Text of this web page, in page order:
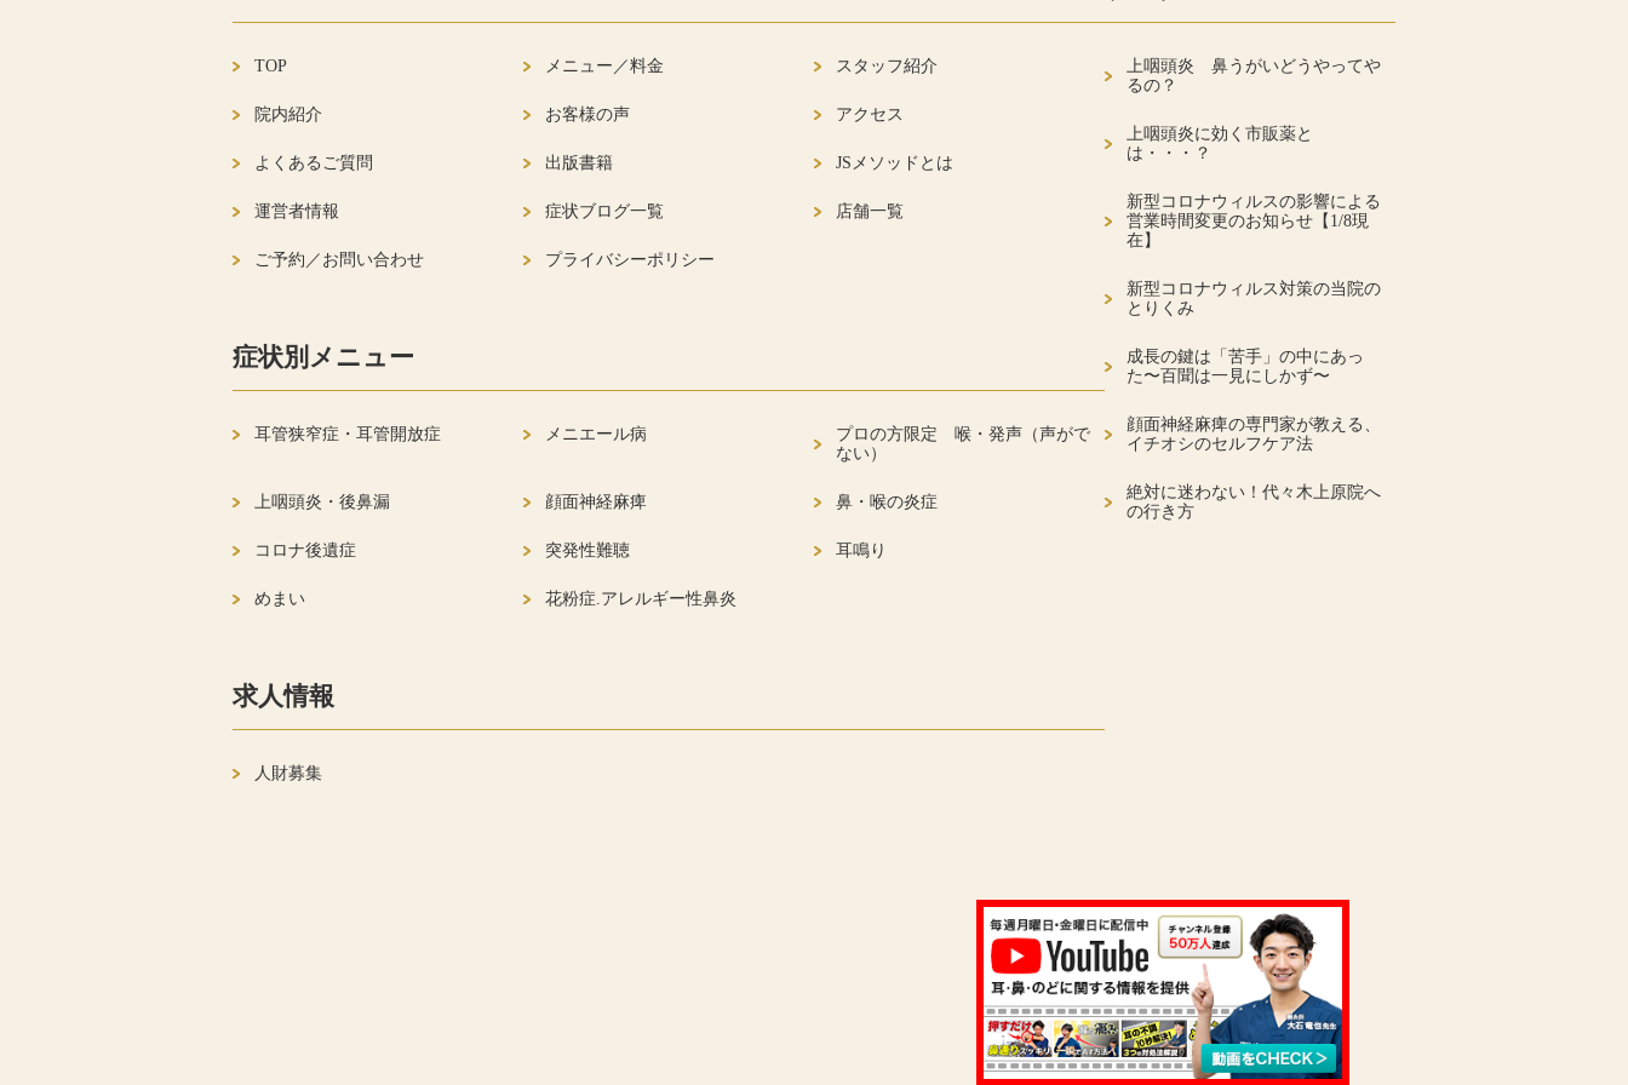
TOP メニュー／料金 スタッフ紹介
院内紹介 お客様の声 アクセス
よくあるご質問 出版書籍 JSメソッドとは
運営者情報 症状ブログ一覧 店舗一覧
ご予約／お問い合わせ プライバシーポリシー
症状別メニュー
耳管狭窄症・耳管開放症 メニエール病
プロの方限定 喉・発声（声がで
ない）
上咽頭炎・後鼻漏 顔面神経麻痺 鼻・喉の炎症
コロナ後遺症 突発性難聴 耳鳴り
めまい 花粉症.アレルギー性鼻炎
求人情報
人財募集
上咽頭炎 鼻うがいどうやってや
るの？
上咽頭炎に効く市販薬と
は・・・？
新型コロナウィルスの影響による
営業時間変更のお知らせ【1/8現
在】
新型コロナウィルス対策の当院の
とりくみ
成長の鍵は「苦手」の中にあっ
た〜百聞は一見にしかず〜
顔面神経麻痺の専門家が教える、
イチオシのセルフケア法
絶対に迷わない！代々木上原院へ
の行き方